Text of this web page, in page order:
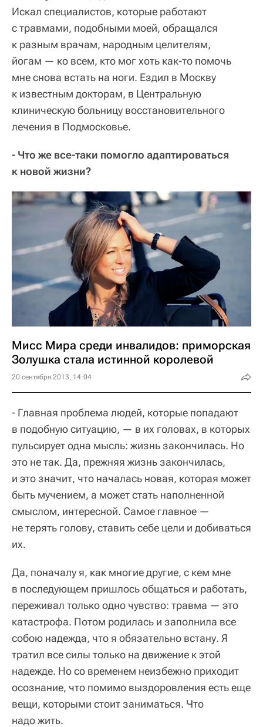
Искал специалистов, которые работают
с травмами, подобными моей, обращался
к разным врачам, народным целителям,
йогам — ко всем, кто мог хоть как-то помочь
мне снова встать на ноги. Ездил в Москву
к известным докторам, в Центральную
клиническую больницу восстановительного
лечения в Подмосковье.
- Что же все-таки помогло адаптироваться
к новой жизни?
Мисс Мира среди инвалидов: приморская
Золушка стала истинной королевой
20 сентября 2013, 14:04
- Главная проблема людей, которые попадают
в подобную ситуацию, — в их головах, в которых
пульсирует одна мысль: жизнь закончилась. Но
это не так. Да, прежняя жизнь закончилась,
и это значит, что началась новая, которая может
быть мучением, а может стать наполненной
смыслом, интересной. Самое главное —
не терять голову, ставить себе цели и добиваться
их.
Да, поначалу я, как многие другие, с кем мне
в последующем пришлось общаться и работать,
переживал только одно чувство: травма — это
катастрофа. Потом родилась и заполнила все
собою надежда, что я обязательно встану. Я
тратил все силы только на движение к этой
надежде. Но со временем неизбежно приходит
осознание, что помимо выздоровления есть еще
вещи, которыми стоит заниматься. Что
надо жить.